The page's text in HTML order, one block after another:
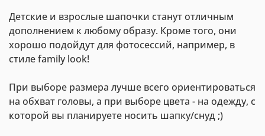
Детские и взрослые шапочки станут отличным
дополнением к любому образу. Кроме того, они
хорошо подойдут для фотосессий, например, в
стиле family look!
При выборе размера лучше всего ориентироваться
на обхват головы, а при выборе цвета - на одежду, с
которой вы планируете носить шапку/снуд ;)